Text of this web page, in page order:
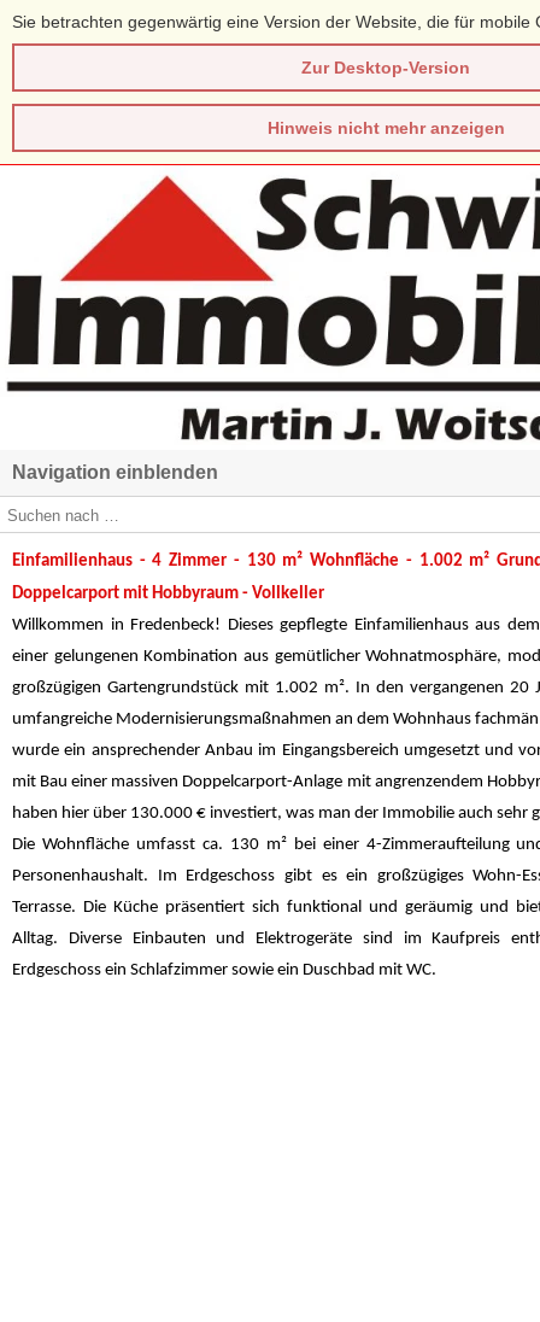
Sie betrachten gegenwärtig eine Version der Website, die für mobile
Zur Desktop-Version
Hinweis nicht mehr anzeigen
Navigation einblenden
Einfamilienhaus - 4 Zimmer - 130 m² Wohnfläche - 1.002 m²
Doppelcarport mit Hobbyraum - Vollkeller
Willkommen in Fredenbeck! Dieses gepflegte Einfamilienhaus aus
einer gelungenen Kombination aus gemütlicher Wohnatmosphäre,
großzügigen Gartengrundstück mit 1.002 m². In den vergangenen 20
umfangreiche Modernisierungsmaßnahmen an dem Wohnhaus
wurde ein ansprechender Anbau im Eingangsbereich umgesetzt und
mit Bau einer massiven Doppelcarport-Anlage mit angrenzendem
haben hier über 130.000 € investiert, was man der Immobilie auch sehr
Die Wohnfläche umfasst ca. 130 m² bei einer 4-Zimmeraufteilung
Personenhaushalt. Im Erdgeschoss gibt es ein großzügiges Wohn-
Terrasse. Die Küche präsentiert sich funktional und geräumig und
Alltag. Diverse Einbauten und Elektrogeräte sind im Kaufpreis
Erdgeschoss ein Schlafzimmer sowie ein Duschbad mit WC.